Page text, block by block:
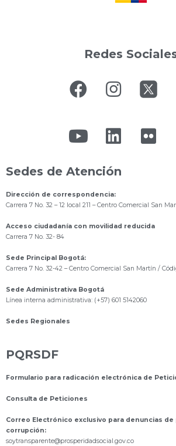
Redes
Sedes de Atención
Dirección de correspondencia:
Carrera 7 No. 32 – 12 local 211 – Centro Comercial San
Acceso ciudadanía con movilidad reducida
Carrera 7 No. 32- 84
Sede Principal Bogotá:
Carrera 7 No. 32-42 – Centro Comercial San Martín /
Sede Administrativa Bogotá
Línea interna administrativa: (+57) 601 5142060
Sedes Regionales
PQRSDF
Formulario para radicación electrónica de
Consulta de Peticiones
Correo Electrónico exclusivo para denuncias
corrupción:
soytransparente@prosperidadsocial.gov.co